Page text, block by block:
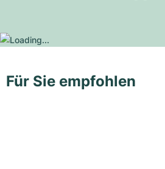
Für Sie empfohlen